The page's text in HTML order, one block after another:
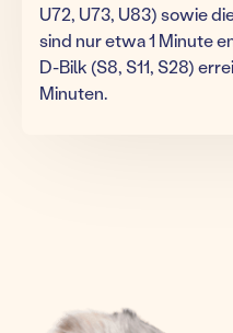
U72, U73, U83) sowie
sind nur etwa 1 Minute
D-Bilk (S8, S11, S28)
Minuten.